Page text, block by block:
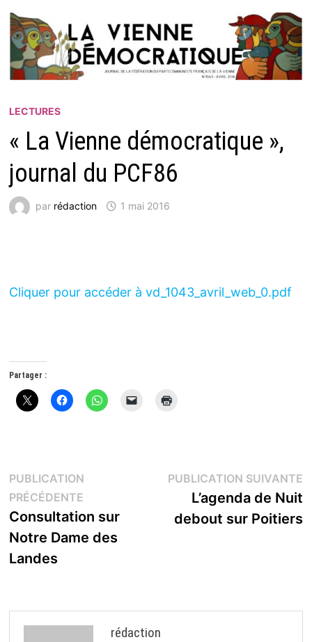
LECTURES
« La Vienne démocratique »,
journal du PCF86
par rédaction 1 mai 2016
Cliquer pour accéder à vd_1043_avril_web_0.pdf
Partager :
Navigation
de
l’article
PUBLICATION
PRÉCÉDENTEPublication
précédente :
Consultation sur
Notre Dame des
Landes
PUBLICATION SUIVANTE
L’agenda de Nuit
debout sur Poitiers
rédaction